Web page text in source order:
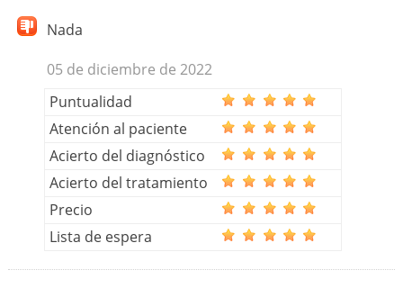
Nada
05 de diciembre de 2022
Puntualidad
Atención al paciente
Acierto del diagnóstico
Acierto del tratamiento
Precio
Lista de espera